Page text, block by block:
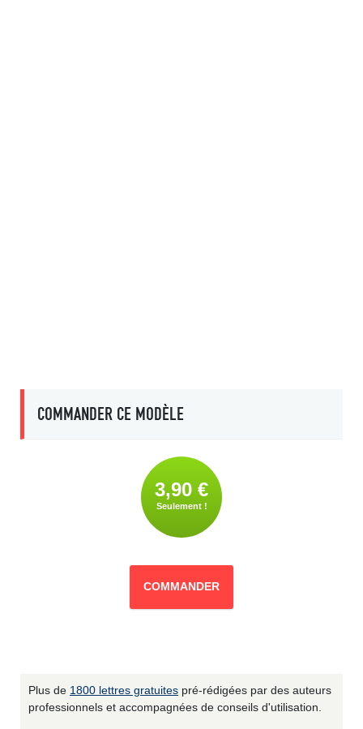
COMMANDER CE MODÈLE
3,90 €
Seulement !
COMMANDER
Plus de 1800 lettres gratuites pré-rédigées par des auteurs
professionnels et accompagnées de conseils d'utilisation.